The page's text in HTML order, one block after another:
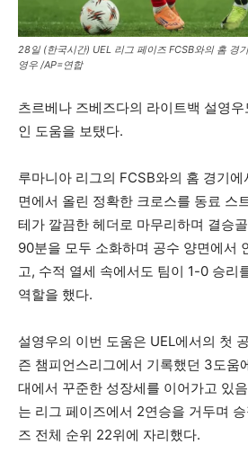
28일 (한국시간) UEL 리그 페이즈 FCSB와의 홈 경
영우 /AP=연합
츠르베나 즈베즈다의 라이트백 설영
인 도움을 보탰다.
루마니아 리그의 FCSB와의 홈 경기
면에서 올린 정확한 크로스를 동료 스
테가 깔끔한 헤더로 마무리하며 결승
90분을 모두 소화하며 공수 양면에서
고, 수적 열세 속에서도 팀이 1-0 승리
역할을 했다.
설영우의 이번 도움은 UEL에서의 첫
즌 챔피언스리그에서 기록했던 3도움
대에서 꾸준한 성장세를 이어가고 있
는 리그 페이즈에서 2연승을 거두며
즈 전체 순위 22위에 자리했다.